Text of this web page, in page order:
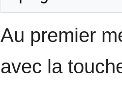
Au premier
avec la